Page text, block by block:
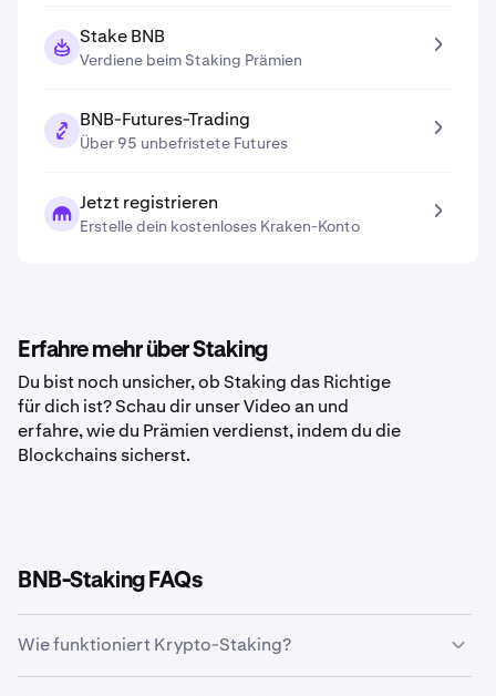
Stake BNB
Verdiene beim Staking Prämien
BNB-Futures-Trading
Über 95 unbefristete Futures
Jetzt registrieren
Erstelle dein kostenloses Kraken-Konto
Erfahre mehr über Staking
Du bist noch unsicher, ob Staking das Richtige
für dich ist? Schau dir unser Video an und
erfahre, wie du Prämien verdienst, indem du die
Blockchains sicherst.
BNB-Staking FAQs
Wie funktioniert Krypto-Staking?